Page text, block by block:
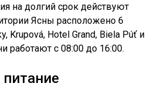
на долгий срок действуют
Ясны расположено 6
Krupová, Hotel Grand, Biela Púť и
работают с 08:00 до 16:00.